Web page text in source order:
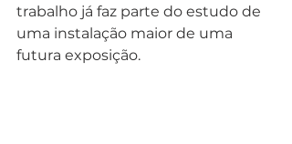
trabalho já faz parte do estudo de
uma instalação maior de uma
futura exposição.